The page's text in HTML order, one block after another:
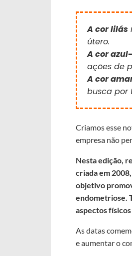
A cor lilás
útero.
A cor
ações de
A cor
busca por
Criamos esse
empresa não
Nesta edição,
criada em
objetivo
endometriose.
aspectos físicos
As datas
e aumentar o